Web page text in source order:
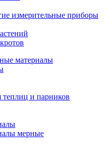
измерительные приборы
материалы
и парников
мерные